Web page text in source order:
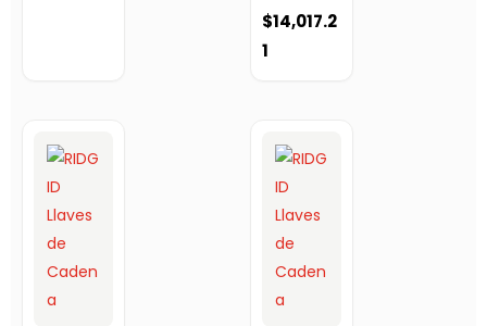
$14,017.2
1